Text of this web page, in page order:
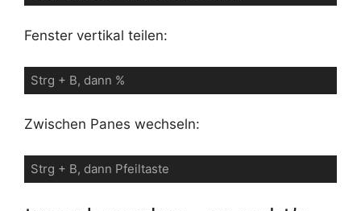
Fenster vertikal teilen:
Strg + B, dann %
Zwischen Panes wechseln:
Strg + B, dann Pfeiltaste